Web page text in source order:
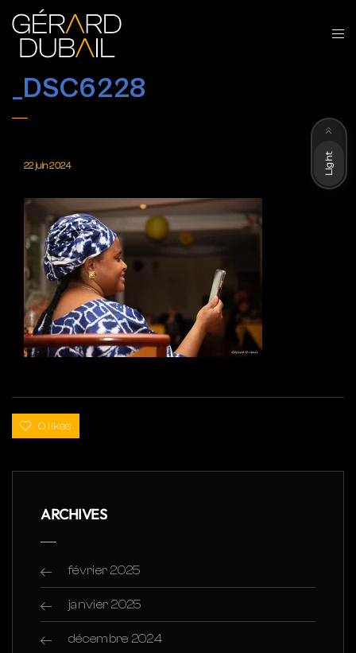
_DSC6228
22 juin 2024
0 likes
ARCHIVES
février 2025
janvier 2025
décembre 2024
Light
Dark